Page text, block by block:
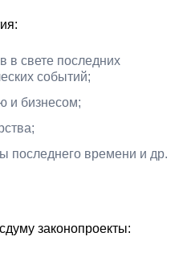
в свете последних
событий;
и бизнесом;
последнего времени и др.
законопроекты: